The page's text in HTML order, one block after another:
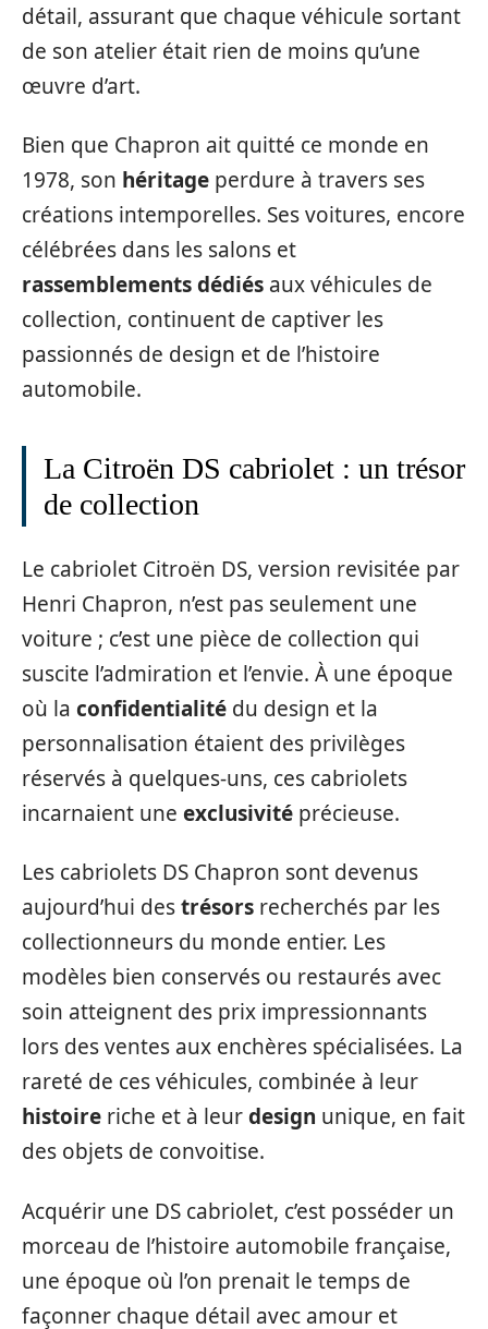
détail, assurant que chaque véhicule sortant
de son atelier était rien de moins qu’une
œuvre d’art.
Bien que Chapron ait quitté ce monde en
1978, son héritage perdure à travers ses
créations intemporelles. Ses voitures, encore
célébrées dans les salons et
rassemblements dédiés aux véhicules de
collection, continuent de captiver les
passionnés de design et de l’histoire
automobile.
La Citroën DS cabriolet : un trésor
de collection
Le cabriolet Citroën DS, version revisitée par
Henri Chapron, n’est pas seulement une
voiture ; c’est une pièce de collection qui
suscite l’admiration et l’envie. À une époque
où la confidentialité du design et la
personnalisation étaient des privilèges
réservés à quelques-uns, ces cabriolets
incarnaient une exclusivité précieuse.
Les cabriolets DS Chapron sont devenus
aujourd’hui destrésors recherchés par les
collectionneurs du monde entier. Les
modèles bien conservés ou restaurés avec
soin atteignent des prix impressionnants
lors des ventes aux enchères spécialisées. La
rareté de ces véhicules, combinée à leur
histoire riche et à leurdesign unique, en fait
des objets de convoitise.
Acquérir une DS cabriolet, c’est posséder un
morceau de l’histoire automobile française,
une époque où l’on prenait le temps de
façonner chaque détail avec amour et